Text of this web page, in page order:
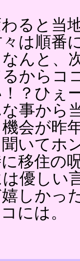
ると当
は順番
んと、
からコ
？ひぇ
事から
会が昨
いてホ
移住の
優しい
しかっ
には。